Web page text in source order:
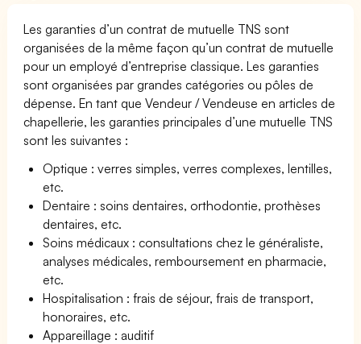
Les garanties d’un contrat de mutuelle TNS sont
organisées de la même façon qu’un contrat de mutuelle
pour un employé d’entreprise classique. Les garanties
sont organisées par grandes catégories ou pôles de
dépense. En tant que Vendeur / Vendeuse en articles de
chapellerie, les garanties principales d’une mutuelle TNS
sont les suivantes :
Optique : verres simples, verres complexes, lentilles,
etc.
Dentaire : soins dentaires, orthodontie, prothèses
dentaires, etc.
Soins médicaux : consultations chez le généraliste,
analyses médicales, remboursement en pharmacie,
etc.
Hospitalisation : frais de séjour, frais de transport,
honoraires, etc.
Appareillage : auditif